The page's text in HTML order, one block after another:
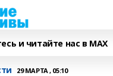
и читайте нас в MAX
29 МАРТА , 05:10